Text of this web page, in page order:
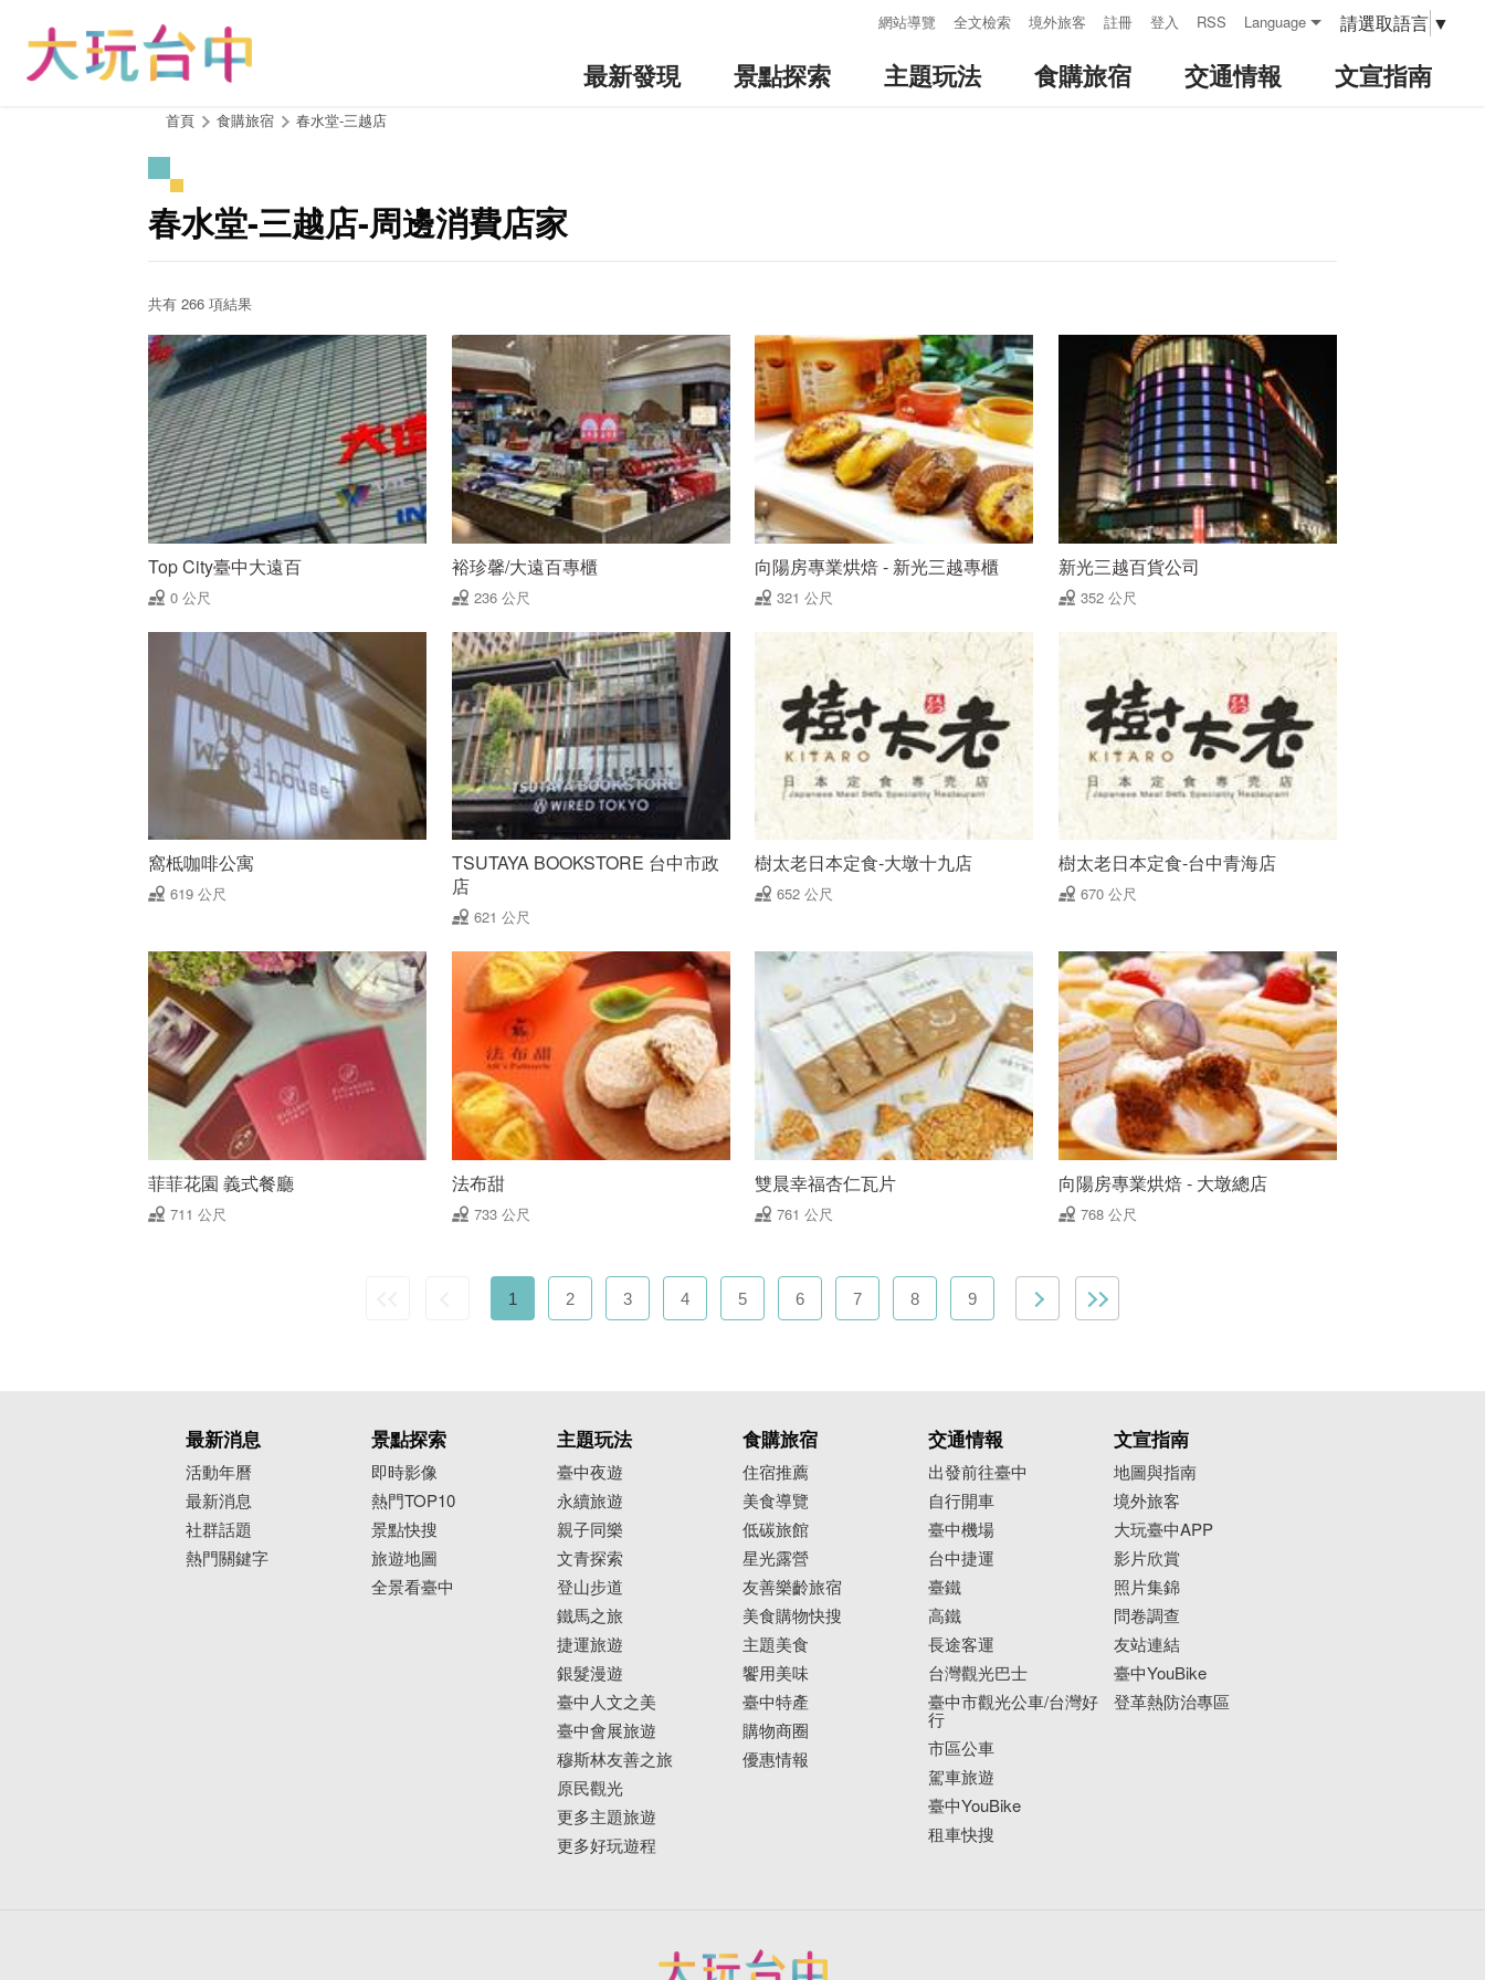
網站導覽 全文檢索 境外旅客 註冊 登入 RSS Language 請選取語言 ▼
最新發現 景點探索 主題玩法 食購旅宿 交通情報 文宣指南
首頁 食購旅宿 春水堂-三越店
春水堂-三越店-周邊消費店家
共有 266 項結果
Top City臺中大遠百
0 公尺
裕珍馨/大遠百專櫃
236 公尺
向陽房專業烘焙 - 新光三越專櫃
321 公尺
新光三越百貨公司
352 公尺
窩柢咖啡公寓
619 公尺
TSUTAYA BOOKSTORE 台中市政
店
621 公尺
樹太老日本定食-大墩十九店
652 公尺
樹太老日本定食-台中青海店
670 公尺
菲菲花園 義式餐廳
711 公尺
法布甜
733 公尺
雙晨幸福杏仁瓦片
761 公尺
向陽房專業烘焙 - 大墩總店
768 公尺
1 2 3 4 5 6 7 8 9
最新消息
活動年曆
最新消息
社群話題
熱門關鍵字
景點探索
即時影像
熱門TOP10
景點快搜
旅遊地圖
全景看臺中
主題玩法
臺中夜遊
永續旅遊
親子同樂
文青探索
登山步道
鐵馬之旅
捷運旅遊
銀髮漫遊
臺中人文之美
臺中會展旅遊
穆斯林友善之旅
原民觀光
更多主題旅遊
更多好玩遊程
食購旅宿
住宿推薦
美食導覽
低碳旅館
星光露營
友善樂齡旅宿
美食購物快搜
主題美食
饗用美味
臺中特產
購物商圈
優惠情報
交通情報
出發前往臺中
自行開車
臺中機場
台中捷運
臺鐵
高鐵
長途客運
台灣觀光巴士
臺中市觀光公車/台灣好
行
市區公車
駕車旅遊
臺中YouBike
租車快搜
文宣指南
地圖與指南
境外旅客
大玩臺中APP
影片欣賞
照片集錦
問卷調查
友站連結
臺中YouBike
登革熱防治專區